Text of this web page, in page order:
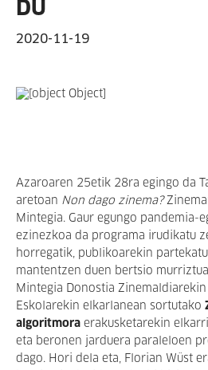
DU
2020-11-19
Azaroaren 25etik 28ra egingo da
aretoan Non dago zinema?
Mintegia. Gaur egungo pandemia-
ezinezkoa da programa irudikatu
horregatik, publikoarekin
mantentzen duen bertsio
Mintegia Donostia
Eskolarekin elkarlanean sortutako
algoritmora erakusketarekin
eta beronen jarduera paraleloen
dago. Hori dela eta, Florian Wüst